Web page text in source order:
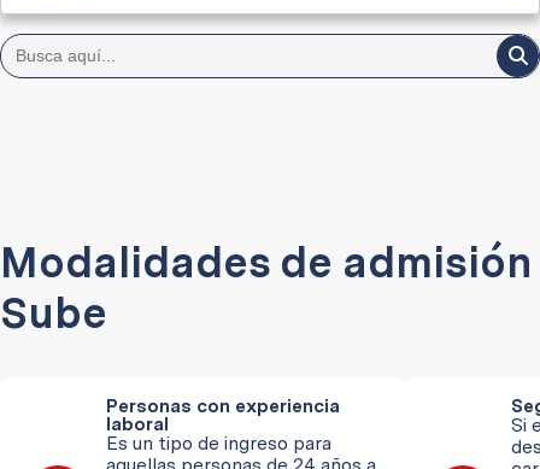
Modalidades de admisión
Sube
Personas con experiencia
laboral
Es un tipo de ingreso para
Si